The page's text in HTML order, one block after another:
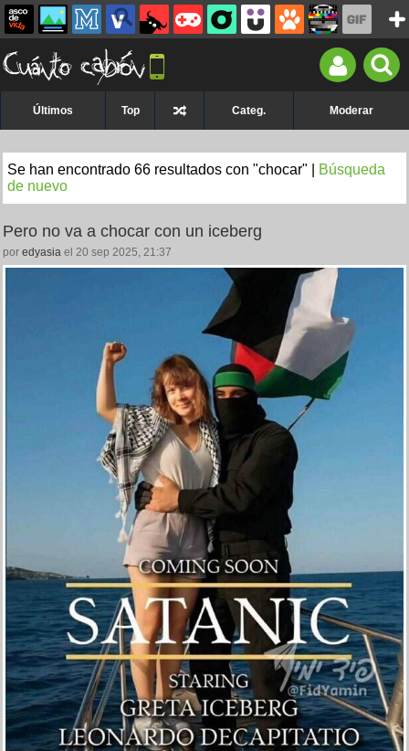
Últimos Top Categ. Moderar
Se han encontrado 66 resultados con "chocar" |
Búsqueda
de nuevo
Pero no va a chocar con un iceberg
por edyasia el 20 sep 2025, 21:37